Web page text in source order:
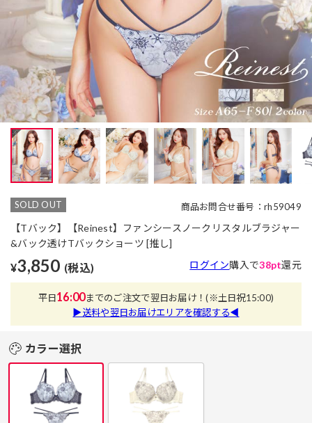
SOLD OUT 商品お問合せ番号：rh59049
【Tバック】【Reinest】ファンシースノークリスタルブラジャー
&バック透けTバックショーツ [推し]
¥3,850 (税込) ログイン購入で38pt還元
平日16:00までのご注文で翌日お届け！(※土日祝15:00)
▶送料や翌日お届けエリアを確認する◀
カラー選択